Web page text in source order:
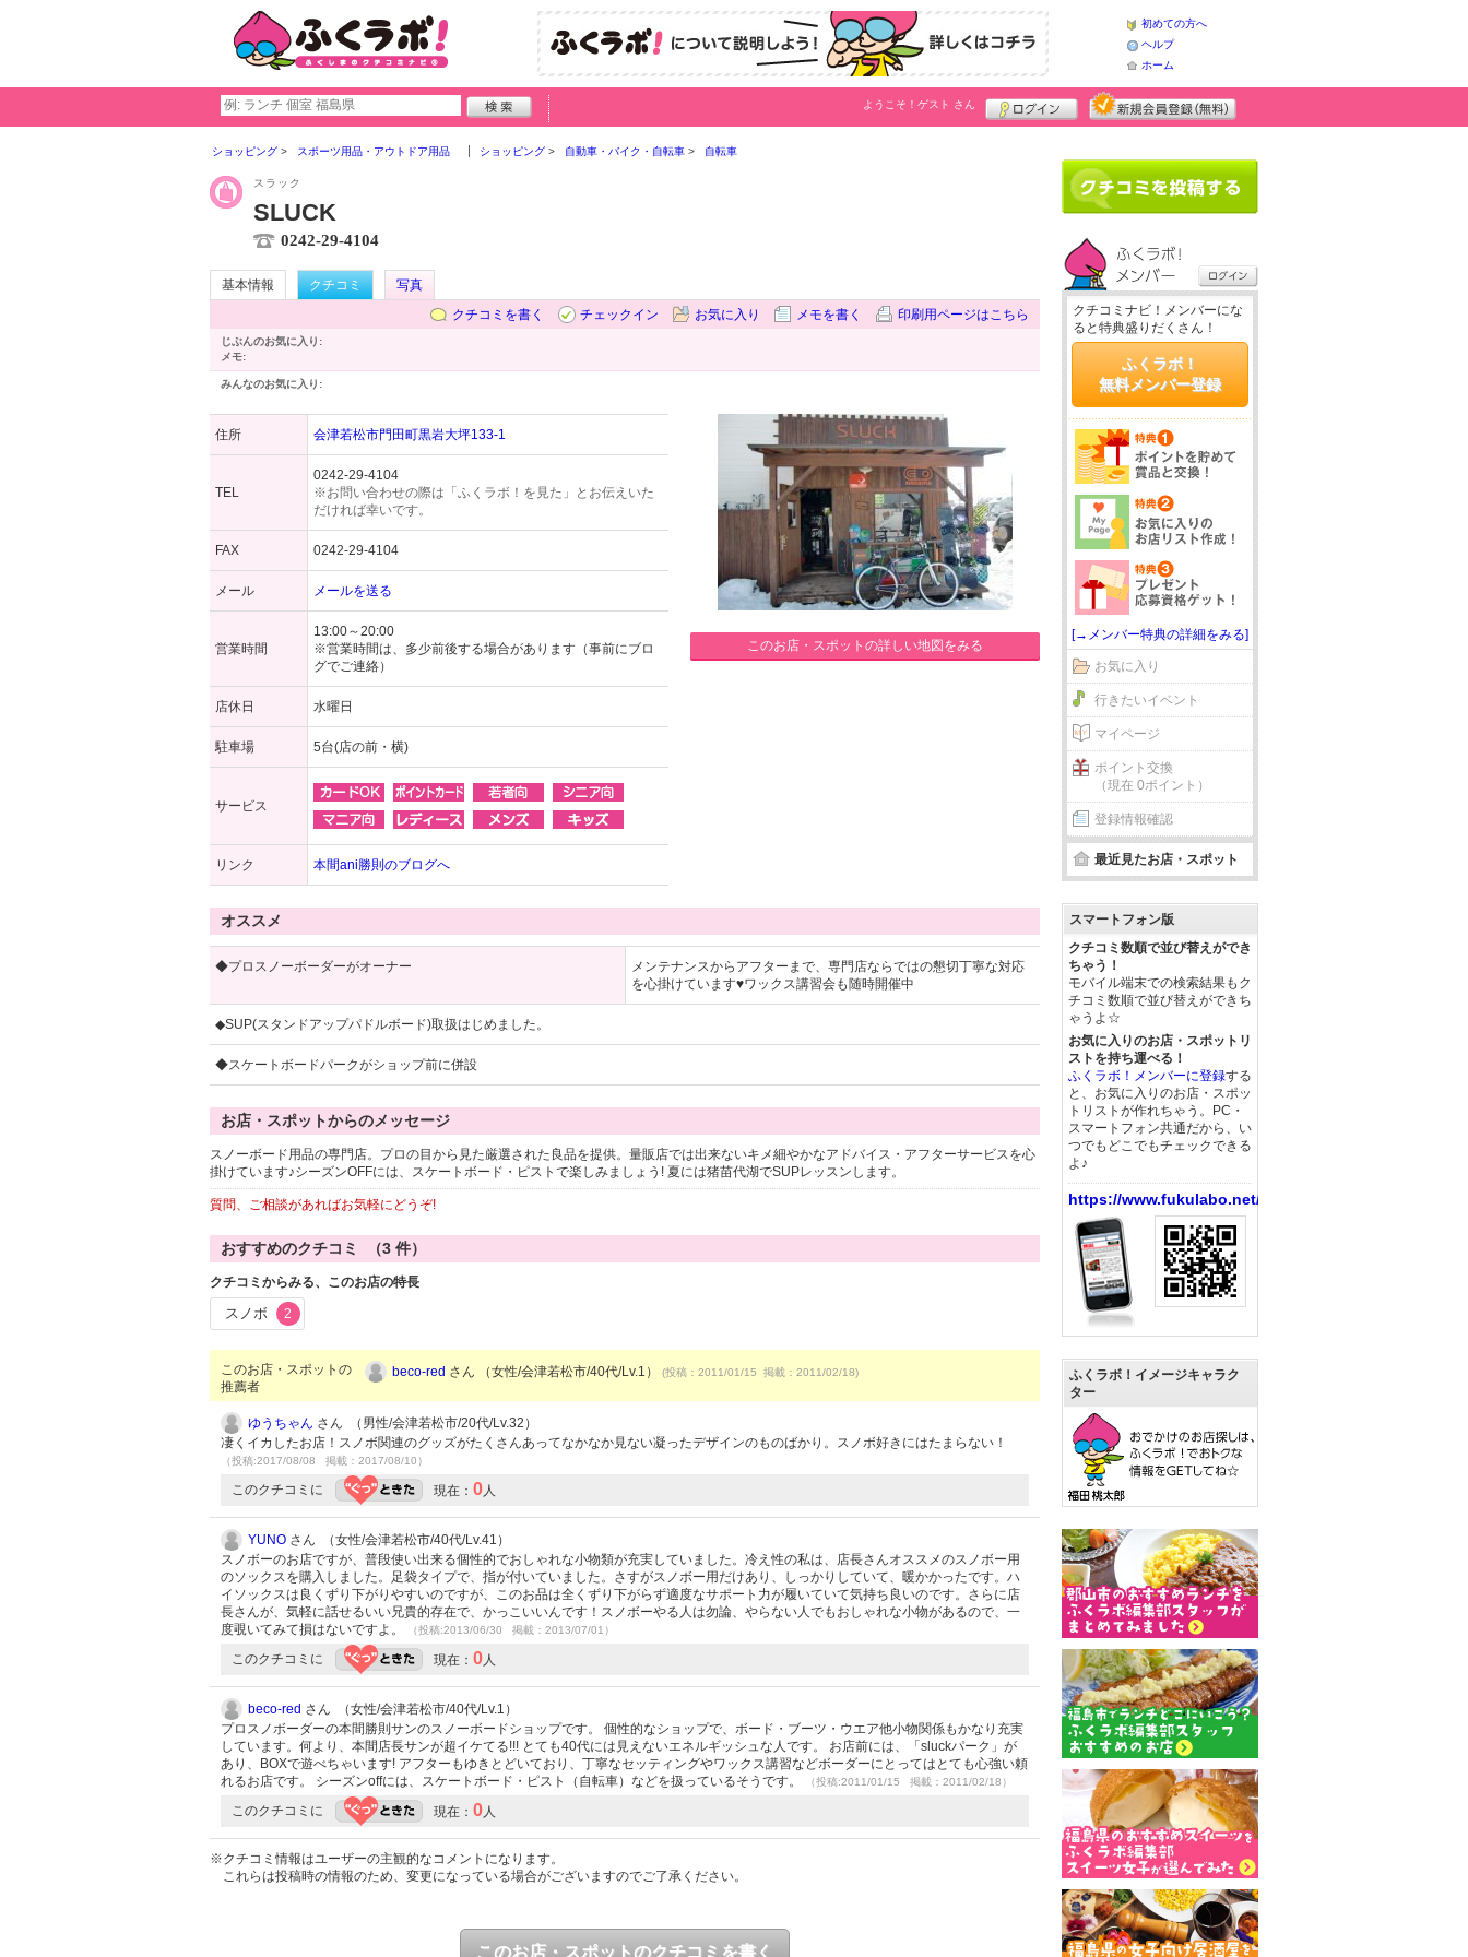
初めての方へ
ヘルプ
ホーム
ようこそ！ ゲスト さん
ショッピング スポーツ用品・アウトドア用品 ショッピング 自動車・バイク・自転車 自転車
スラック
SLUCK
0242-29-4104
基本情報 クチコミ
写真
クチコミを書く
チェックイン お気に入り メモを書く 印刷用ページはこちら
じぶんのお気に入り:
メモ:
みんなのお気に入り:
住所 会津若松市門田町黒岩大坪133-1
TEL
0242-29-4104
※お問い合わせの際は「ふくラボ！を見た」とお伝えいた
だければ幸いです。
FAX 0242-29-4104
メール メールを送る
営業時間
13:00～20:00
※営業時間は、多少前後する場合があります（事前にブロ
グでご連絡）
店休日 水曜日
駐車場 5台(店の前・横)
サービス
リンク 本間ani勝則のブログへ
このお店・スポットの詳しい地図をみる
オススメ
◆プロスノーボーダーがオーナー
メンテナンスからアフターまで、専門店ならではの懇切丁寧な対応
を心掛けています♥ワックス講習会も随時開催中
◆SUP(スタンドアップパドルボード)取扱はじめました。
◆スケートボードパークがショップ前に併設
お店・スポットからのメッセージ
スノーボード用品の専門店。プロの目から見た厳選された良品を提供。量販店では出来ないキメ細やかなアドバイス・アフターサービスを心
掛けています♪シーズンOFFには、スケートボード・ピストで楽しみましょう! 夏には猪苗代湖でSUPレッスンします。
質問、ご相談があればお気軽にどうぞ!
おすすめのクチコミ （3 件）
クチコミからみる、このお店の特長
スノボ 2
このお店・スポットの
推薦者
beco-red さん （女性/会津若松市/40代/Lv.1） (投稿：2011/01/15 掲載：2011/02/18)
ゆうちゃん さん （男性/会津若松市/20代/Lv.32）
凄くイカしたお店！スノボ関連のグッズがたくさんあってなかなか見ない凝ったデザインのものばかり。スノボ好きにはたまらない！
（投稿:2017/08/08 掲載：2017/08/10）
このクチコミに 現在： 0 人
YUNO さん （女性/会津若松市/40代/Lv.41）
スノボーのお店ですが、普段使い出来る個性的でおしゃれな小物類が充実していました。冷え性の私は、店長さんオススメのスノボー用
のソックスを購入しました。足袋タイプで、指が付いていました。さすがスノボー用だけあり、しっかりしていて、暖かかったです。ハ
イソックスは良くずり下がりやすいのですが、このお品は全くずり下がらず適度なサポート力が履いていて気持ち良いのです。さらに店
長さんが、気軽に話せるいい兄貴的存在で、かっこいいんです！スノボーやる人は勿論、やらない人でもおしゃれな小物があるので、一
度覗いてみて損はないですよ。
（投稿:2013/06/30 掲載：2013/07/01）
このクチコミに 現在： 0 人
beco-red さん （女性/会津若松市/40代/Lv.1）
プロスノボーダーの本間勝則サンのスノーボードショップです。 個性的なショップで、ボード・ブーツ・ウエア他小物関係もかなり充実
しています。何より、本間店長サンが超イケてる!!! とても40代には見えないエネルギッシュな人です。 お店前には、「sluckパーク」が
あり、BOXで遊べちゃいます! アフターもゆきとどいており、丁寧なセッティングやワックス講習などボーダーにとってはとても心強い頼
れるお店です。 シーズンoffには、スケートボード・ピスト（自転車）などを扱っているそうです。
（投稿:2011/01/15 掲載：2011/02/18）
このクチコミに 現在： 0 人
※クチコミ情報はユーザーの主観的なコメントになります。
これらは投稿時の情報のため、変更になっている場合がございますのでご了承ください。
このお店・スポットのクチコミを書く
クチコミナビ！メンバーにな
ると特典盛りだくさん！
ふくラボ！
無料メンバー登録
[→メンバー特典の詳細をみる]
お気に入り
行きたいイベント
マイページ
ポイント交換
（現在 0ポイント）
登録情報確認
最近見たお店・スポット
スマートフォン版
クチコミ数順で並び替えができ
ちゃう！
モバイル端末での検索結果もク
チコミ数順で並び替えができち
ゃうよ☆
お気に入りのお店・スポットリ
ストを持ち運べる！
ふくラボ！メンバーに登録する
と、お気に入りのお店・スポッ
トリストが作れちゃう。PC・
スマートフォン共通だから、い
つでもどこでもチェックできる
よ♪
https://www.fukulabo.net/
ふくラボ！イメージキャラク
ター